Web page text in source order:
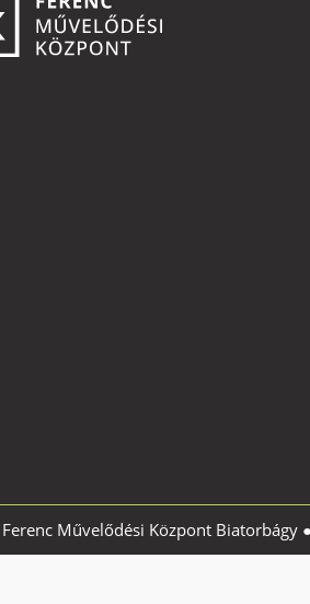
Művelődési Központ Biatorbágy ●